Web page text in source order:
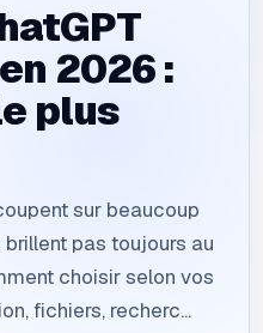
2026 :
plus
sur beaucoup
brillent pas toujours au
choisir selon vos
fichiers, recherc...